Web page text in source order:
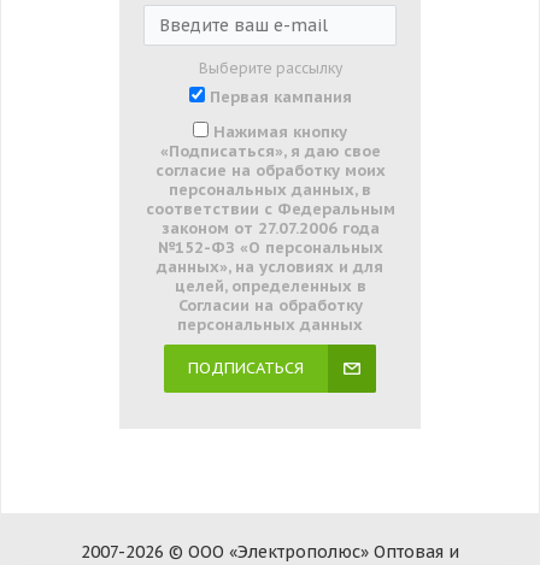
Выберите рассылку
Первая кампания
Нажимая кнопку
«Подписаться», я даю свое
согласие на обработку моих
персональных данных, в
соответствии с Федеральным
законом от 27.07.2006 года
№152-ФЗ «О персональных
данных», на условиях и для
целей, определенных в
Согласии на обработку
персональных данных
ПОДПИСАТЬСЯ
2007-2026 © ООО «Электрополюс» Оптовая и